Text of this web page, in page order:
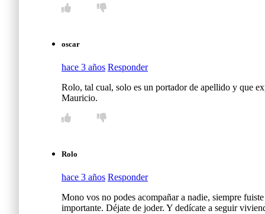
oscar
hace 3 años Responder
Rolo, tal cual, solo es un portador de apellido y que
Mauricio.
Rolo
hace 3 años Responder
Mono vos no podes acompañar a nadie, siempre
importante. Déjate de joder. Y dedícate a seguir